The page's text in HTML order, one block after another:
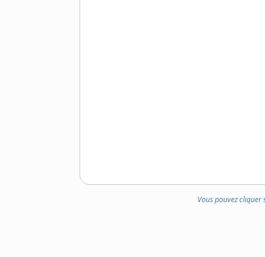
Vous pouvez